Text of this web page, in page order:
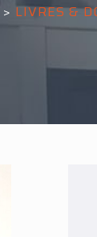
> LIVRES &